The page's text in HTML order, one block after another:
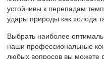
устойчивы к перепадам
удары природы как холода
Выбрать наиболее
наши профессиональные
любых вопросов вы можете